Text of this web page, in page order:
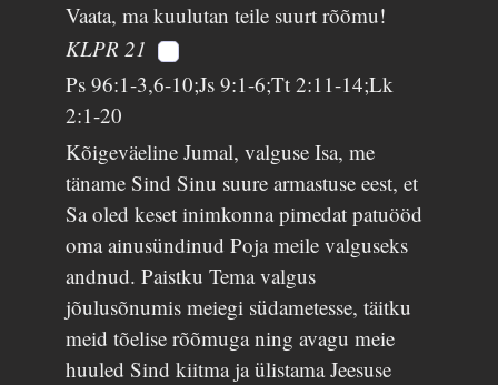
Vaata, ma kuulutan teile suurt rõõmu!
KLPR 21
Ps 96:1-3,6-10;Js 9:1-6;Tt 2:11-14;Lk
2:1-20
Kõigeväeline Jumal, valguse Isa, me
täname Sind Sinu suure armastuse eest, et
Sa oled keset inimkonna pimedat patuööd
oma ainusündinud Poja meile valguseks
andnud. Paistku Tema valgus
jõulusõnumis meiegi südametesse, täitku
meid tõelise rõõmuga ning avagu meie
huuled Sind kiitma ja ülistama Jeesuse